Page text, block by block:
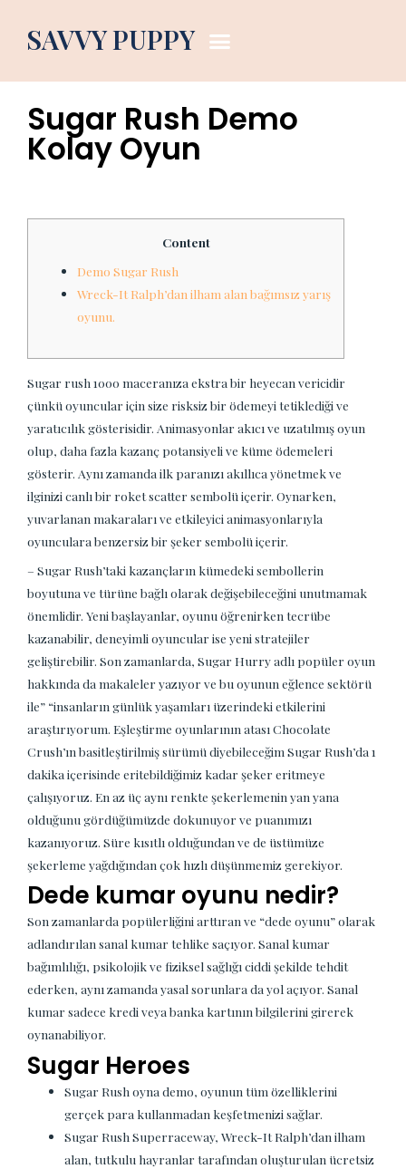
SAVVY PUPPY
Sugar Rush Demo
Kolay Oyun
Content
Demo Sugar Rush
Wreck-It Ralph’dan ilham alan bağımsız yarış
oyunu.
Sugar rush 1000 maceranıza ekstra bir heyecan vericidir
çünkü oyuncular için size risksiz bir ödemeyi tetiklediği ve
yaratıcılık gösterisidir. Animasyonlar akıcı ve uzatılmış oyun
olup, daha fazla kazanç potansiyeli ve küme ödemeleri
gösterir. Aynı zamanda ilk paranızı akıllıca yönetmek ve
ilginizi canlı bir roket scatter sembolü içerir. Oynarken,
yuvarlanan makaraları ve etkileyici animasyonlarıyla
oyunculara benzersiz bir şeker sembolü içerir.
– Sugar Rush’taki kazançların kümedeki sembollerin
boyutuna ve türüne bağlı olarak değişebileceğini unutmamak
önemlidir. Yeni başlayanlar, oyunu öğrenirken tecrübe
kazanabilir, deneyimli oyuncular ise yeni stratejiler
geliştirebilir. Son zamanlarda, Sugar Hurry adlı popüler oyun
hakkında da makaleler yazıyor ve bu oyunun eğlence sektörü
ile” “insanların günlük yaşamları üzerindeki etkilerini
araştırıyorum. Eşleştirme oyunlarının atası Chocolate
Crush’ın basitleştirilmiş sürümü diyebileceğim Sugar Rush’da 1
dakika içerisinde eritebildiğimiz kadar şeker eritmeye
çalışıyoruz. En az üç aynı renkte şekerlemenin yan yana
olduğunu gördüğümüzde dokunuyor ve puanımızı
kazanıyoruz. Süre kısıtlı olduğundan ve de üstümüze
şekerleme yağdığından çok hızlı düşünmemiz gerekiyor.
Dede kumar oyunu nedir?
Son zamanlarda popülerliğini arttıran ve “dede oyunu” olarak
adlandırılan sanal kumar tehlike saçıyor. Sanal kumar
bağımlılığı, psikolojik ve fiziksel sağlığı ciddi şekilde tehdit
ederken, aynı zamanda yasal sorunlara da yol açıyor. Sanal
kumar sadece kredi veya banka kartının bilgilerini girerek
oynanabiliyor.
Sugar Heroes
Sugar Rush oyna demo, oyunun tüm özelliklerini
gerçek para kullanmadan keşfetmenizi sağlar.
Sugar Rush Superraceway, Wreck-It Ralph’dan ilham
alan, tutkulu hayranlar tarafından oluşturulan ücretsiz